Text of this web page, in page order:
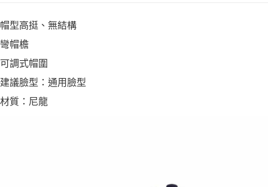
帽型高挺、無結構
彎帽檐
可調式帽圍
建議臉型：通用臉型
材質：尼龍